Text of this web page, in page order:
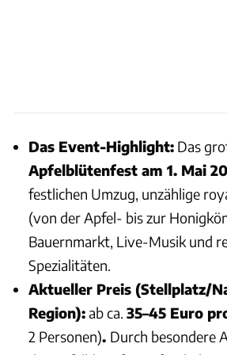
Das Event-Highlight: Das
Apfelblütenfest am 1. Mai
festlichen Umzug, unzählige
(von der Apfel- bis zur
Bauernmarkt, Live-Musik und
Spezialitäten.
Aktueller Preis (Stellplatz/
Region):ab ca. 35–45 Euro
2 Personen). Durch besondere